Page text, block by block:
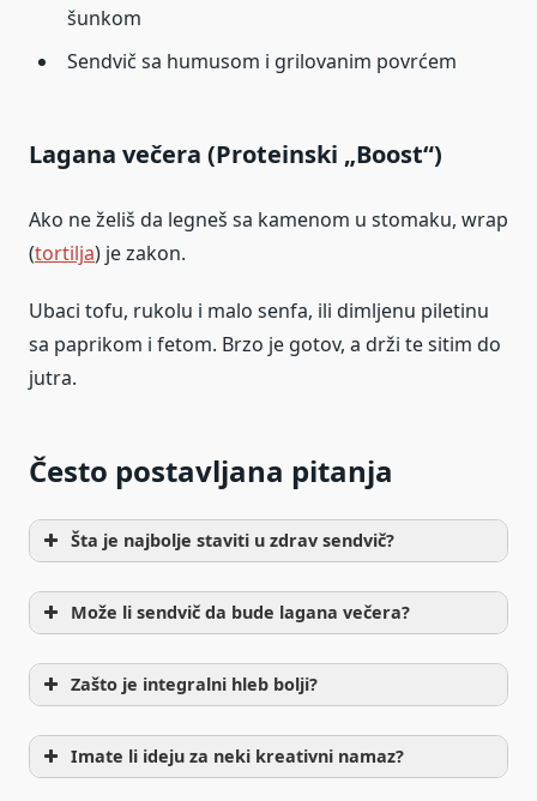
šunkom
Sendvič sa humusom i grilovanim povrćem
Lagana večera (Proteinski „Boost“)
Ako ne želiš da legneš sa kamenom u stomaku, wrap
(tortilja) je zakon.
Ubaci tofu, rukolu i malo senfa, ili dimljenu piletinu
sa paprikom i fetom. Brzo je gotov, a drži te sitim do
jutra.
Često postavljana pitanja
Šta je najbolje staviti u zdrav sendvič?
Može li sendvič da bude lagana večera?
Zašto je integralni hleb bolji?
Imate li ideju za neki kreativni namaz?